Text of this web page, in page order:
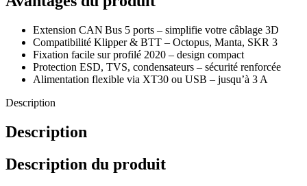
Extension CAN Bus 5 ports – simplifie votre câblage 3D
Compatibilité Klipper & BTT – Octopus, Manta, SKR 3
Fixation facile sur profilé 2020 – design compact
Protection ESD, TVS, condensateurs – sécurité renforcée
Alimentation flexible via XT30 ou USB – jusqu’à 3 A
Description
Description
Description du produit